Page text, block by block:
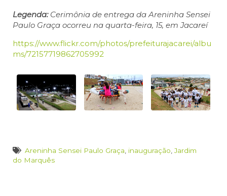
Legenda:Cerimônia de entrega da Areninha Sensei
Paulo Graça ocorreu na quarta-feira, 15, em Jacareí
https://www.flickr.com/photos/prefeiturajacarei/albu
ms/72157719862705992
Areninha Sensei Paulo Graça, inauguração,Jardim
do Marquês